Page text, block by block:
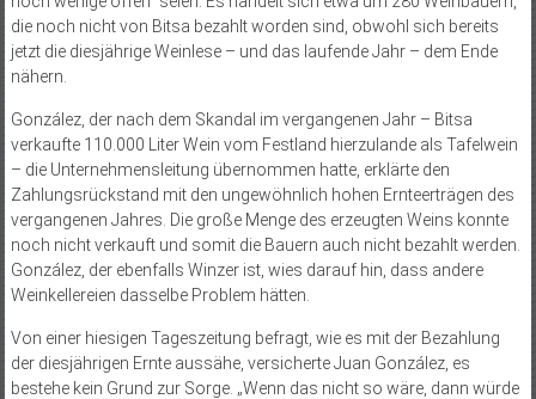
die noch nicht von Bitsa bezahlt worden sind, obwohl sich bereits
jetzt die diesjährige Weinlese – und das laufende Jahr – dem Ende
nähern.
González, der nach dem Skandal im vergangenen Jahr – Bitsa
verkaufte 110.000 Liter Wein vom Festland hierzulande als Tafelwein
– die Unternehmensleitung übernommen hatte, erklärte den
Zahlungsrückstand mit den ungewöhnlich hohen Ernteerträgen des
vergangenen Jahres. Die große Menge des erzeugten Weins konnte
noch nicht verkauft und somit die Bauern auch nicht bezahlt werden.
González, der ebenfalls Winzer ist, wies darauf hin, dass andere
Weinkellereien dasselbe Problem hätten.
Von einer hiesigen Tageszeitung befragt, wie es mit der Bezahlung
der diesjährigen Ernte aussähe, versicherte Juan González, es
bestehe kein Grund zur Sorge. „Wenn das nicht so wäre, dann würde